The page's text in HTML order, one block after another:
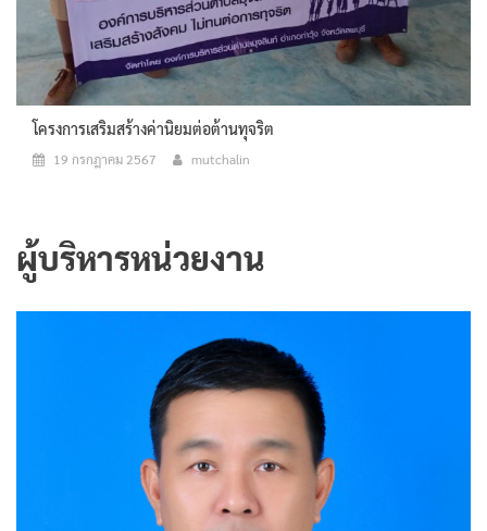
โครงการเสริมสร้างค่านิยมต่อต้านทุจริต
19 กรกฎาคม 2567 mutchalin
ผู้บริหารหน่วยงาน